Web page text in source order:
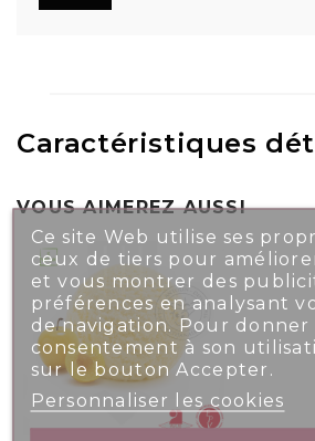
Caractéristiques
VOUS AIMEREZ AUSSI
Ce site Web utilise ses
ceux de tiers pour
et vous montrer des
préférences en analysant
de navigation. Pour
consentement à son
sur le bouton Accepter.
Personnaliser les cookies